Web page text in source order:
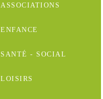
ASSOCIATIONS
ENFANCE
SANTÉ - SOCIAL
LOISIRS